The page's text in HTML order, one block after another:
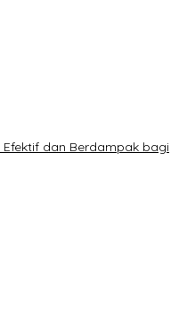
Efektif dan Berdampak bagi